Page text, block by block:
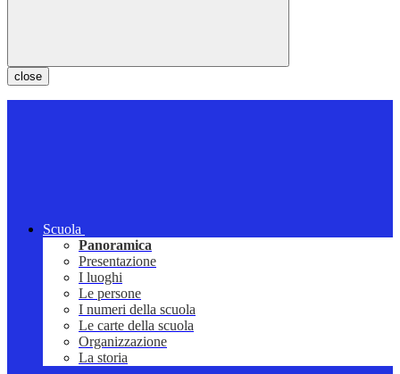
close
Scuola
Panoramica
Presentazione
I luoghi
Le persone
I numeri della scuola
Le carte della scuola
Organizzazione
La storia